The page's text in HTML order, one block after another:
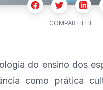
FacebookTwitter
COMPARTILHE
do ensino dos
como prática